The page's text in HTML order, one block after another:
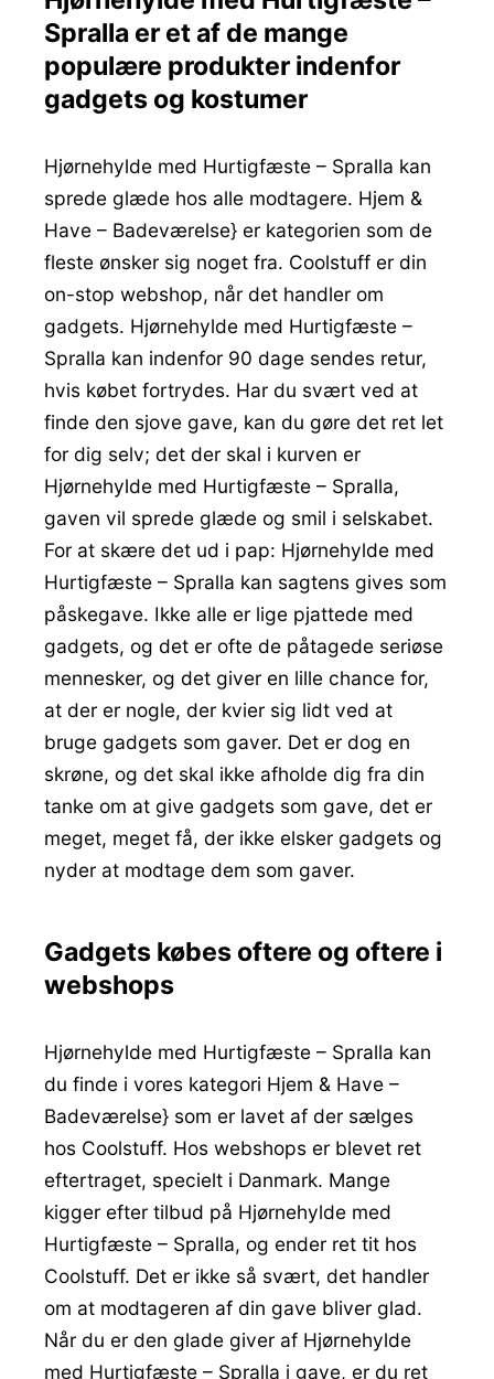
Spralla er et af de mange
populære produkter indenfor
gadgets og kostumer
Hjørnehylde med Hurtigfæste – Spralla kan
sprede glæde hos alle modtagere. Hjem &
Have – Badeværelse} er kategorien som de
fleste ønsker sig noget fra. Coolstuff er din
on-stop webshop, når det handler om
gadgets. Hjørnehylde med Hurtigfæste –
Spralla kan indenfor 90 dage sendes retur,
hvis købet fortrydes. Har du svært ved at
finde den sjove gave, kan du gøre det ret let
for dig selv; det der skal i kurven er
Hjørnehylde med Hurtigfæste – Spralla,
gaven vil sprede glæde og smil i selskabet.
For at skære det ud i pap: Hjørnehylde med
Hurtigfæste – Spralla kan sagtens gives som
påskegave. Ikke alle er lige pjattede med
gadgets, og det er ofte de påtagede seriøse
mennesker, og det giver en lille chance for,
at der er nogle, der kvier sig lidt ved at
bruge gadgets som gaver. Det er dog en
skrøne, og det skal ikke afholde dig fra din
tanke om at give gadgets som gave, det er
meget, meget få, der ikke elsker gadgets og
nyder at modtage dem som gaver.
Gadgets købes oftere og oftere i
webshops
Hjørnehylde med Hurtigfæste – Spralla kan
du finde i vores kategori Hjem & Have –
Badeværelse} som er lavet af der sælges
hos Coolstuff. Hos webshops er blevet ret
eftertraget, specielt i Danmark. Mange
kigger efter tilbud på Hjørnehylde med
Hurtigfæste – Spralla, og ender ret tit hos
Coolstuff. Det er ikke så svært, det handler
om at modtageren af din gave bliver glad.
Når du er den glade giver af Hjørnehylde
med Hurtigfæste – Spralla i gave, er du ret